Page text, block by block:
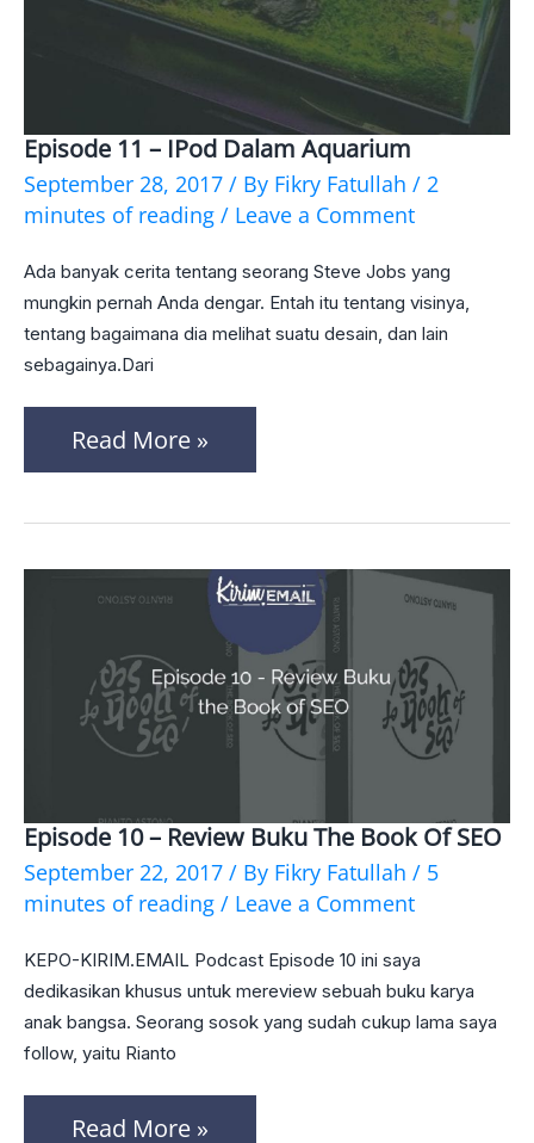
Episode 11 – IPod Dalam Aquarium
September 28, 2017 / By Fikry Fatullah / 2
minutes of reading / Leave a Comment
Ada banyak cerita tentang seorang Steve Jobs yang
mungkin pernah Anda dengar. Entah itu tentang visinya,
tentang bagaimana dia melihat suatu desain, dan lain
sebagainya.Dari
Episode
11
iPod
Dalam
Aquarium
Read More »
Episode 10 – Review Buku The Book Of SEO
September 22, 2017 / By Fikry Fatullah / 5
minutes of reading / Leave a Comment
KEPO-KIRIM.EMAIL Podcast Episode 10 ini saya
dedikasikan khusus untuk mereview sebuah buku karya
anak bangsa. Seorang sosok yang sudah cukup lama saya
follow, yaitu Rianto
Episode
10
Review
The
Book
of
Read More »